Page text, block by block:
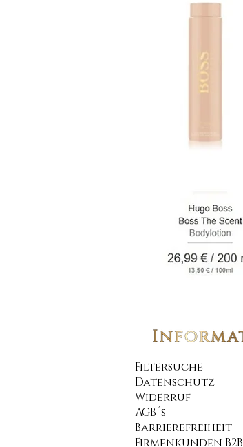
Filtersuche
Datenschutz
Widerruf
AGB´s
Barrierefreiheit
Firmenkunden B2B